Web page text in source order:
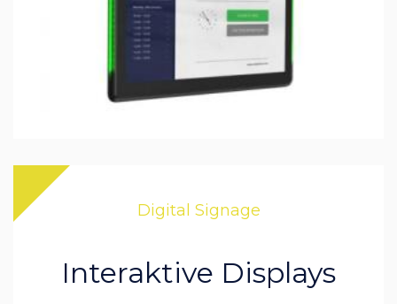
Digital Signage
Interaktive Displays